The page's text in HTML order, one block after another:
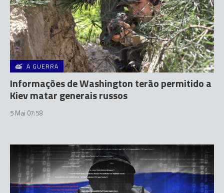
A GUERRA
Informações de Washington terão permitido a
Kiev matar generais russos
5 Mai 07:58